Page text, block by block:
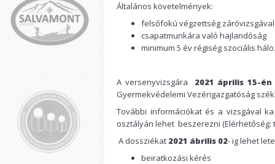
Általános követelmények:
felsőfokú végzettség záróvizsgával
csapatmunkára való hajlandóság
minimum 5 év régiség szociális
A versenyvizsgára 2021 április 15-én
Gyermekvédelemi Vezérigazgatóság
További információkat és a vizsgával
osztályán lehet beszerezni (Elérhetőség:
A dossziékat 2021 ábrilis 02- ig lehet
beiratkozási kérés